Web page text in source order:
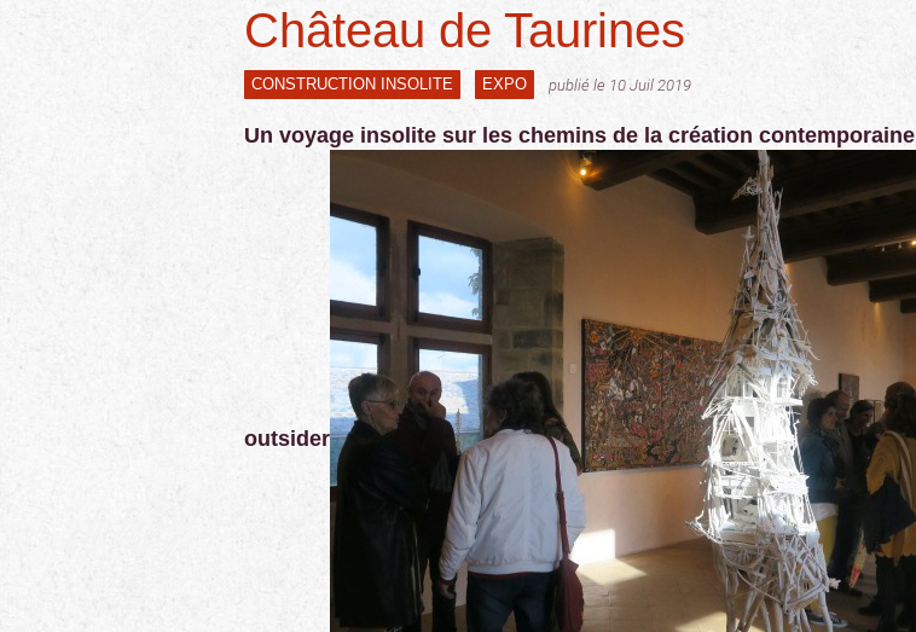
Château de Taurines
CONSTRUCTION INSOLITE EXPO publié le 10 Juil 2019
Un voyage insolite sur les chemins de la création contemporaine
outsider